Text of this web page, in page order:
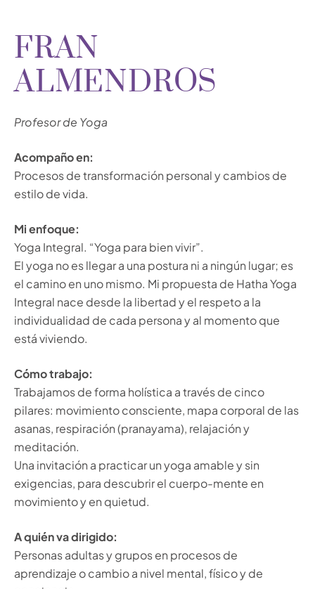
FRAN
ALMENDROS
Profesor de Yoga
Acompaño en:
Procesos de transformación personal y cambios de
estilo de vida.
Mi enfoque:
Yoga Integral. “Yoga para bien vivir”.
El yoga no es llegar a una postura ni a ningún lugar; es
el camino en uno mismo. Mi propuesta de Hatha Yoga
Integral nace desde la libertad y el respeto a la
individualidad de cada persona y al momento que
está viviendo.
Cómo trabajo:
Trabajamos de forma holística a través de cinco
pilares: movimiento consciente, mapa corporal de las
asanas, respiración (pranayama), relajación y
meditación.
Una invitación a practicar un yoga amable y sin
exigencias, para descubrir el cuerpo-mente en
movimiento y en quietud.
A quién va dirigido:
Personas adultas y grupos en procesos de
aprendizaje o cambio a nivel mental, físico y de